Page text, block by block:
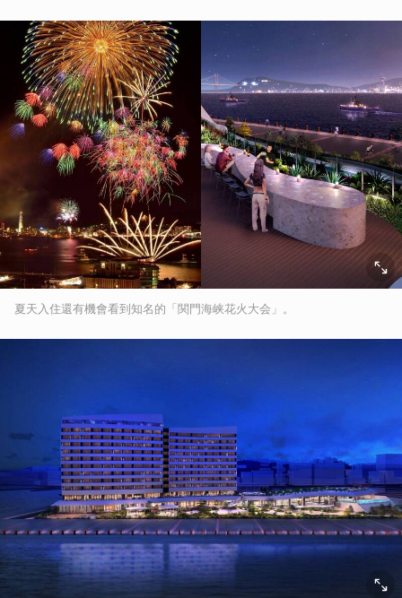
夏天入住還有機會看到知名的「関門海峡花火大会」。